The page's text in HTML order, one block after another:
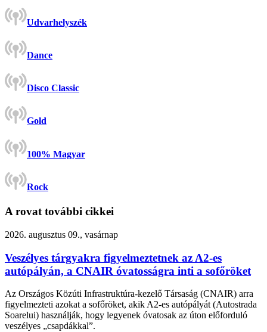
Udvarhelyszék
Dance
Disco Classic
Gold
100% Magyar
Rock
A rovat további cikkei
2026. augusztus 09., vasárnap
Veszélyes tárgyakra figyelmeztetnek az A2-es
autópályán, a CNAIR óvatosságra inti a sofőröket
Az Országos Közúti Infrastruktúra-kezelő Társaság (CNAIR) arra
figyelmezteti azokat a sofőröket, akik A2-es autópályát (Autostrada
Soarelui) használják, hogy legyenek óvatosak az úton előforduló
veszélyes „csapdákkal”.